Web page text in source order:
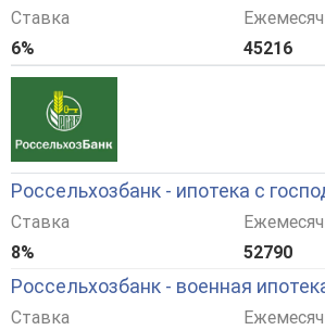
Ставка
6%
45216
Россельхозбанк - ипотека с
Ставка
8%
52790
Россельхозбанк - военная
Ставка